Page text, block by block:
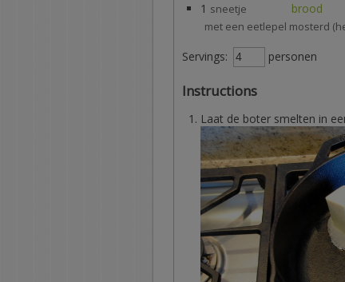
1 sneetje brood
met een eetlepel mosterd
Servings: personen
Instructions
Laat de boter smelten in